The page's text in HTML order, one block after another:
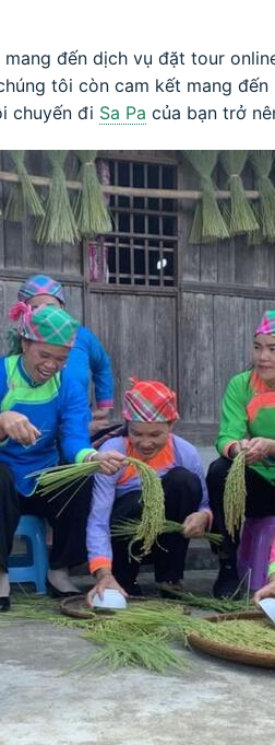
mang đến dịch vụ đặt tour
tôi còn cam kết mang
chuyến đi Sa Pa của bạn trở